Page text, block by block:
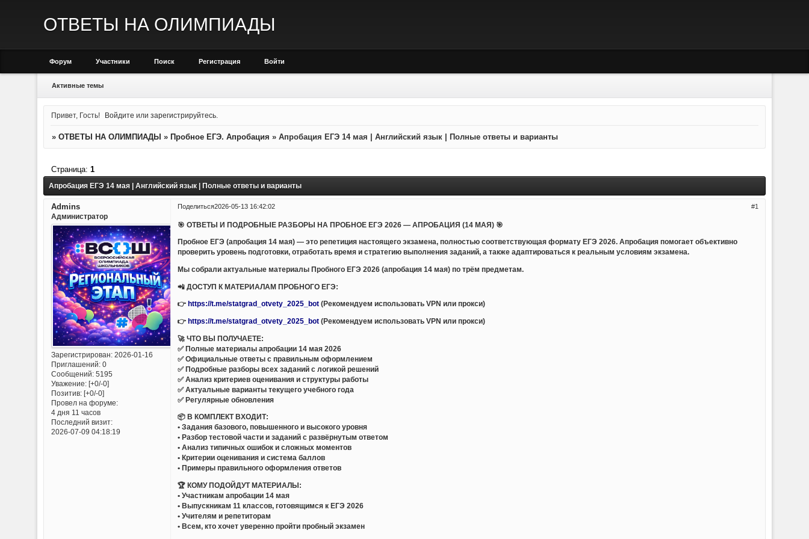
ОТВЕТЫ НА ОЛИМПИАДЫ
Форум Участники Поиск Регистрация Войти
Активные темы
Привет, Гость! Войдите илизарегистрируйтесь
» ОТВЕТЫ НА ОЛИМПИАДЫ » Пробное ЕГЭ. Апробация » Апробация ЕГЭ 14 мая | Английский язык | Полные ответы и варианты
Апробация ЕГЭ 14 мая | Английский язык | Полные ответы и варианты
Страница: 1
Поделиться 1
2026-05-13 16:42:02
Admins
Администратор
Зарегистрирован: 2026-01-16
Приглашений:0
Сообщений:5195
Уважение: [+0/-0]
Позитив: [+0/-0]
Провел на форуме:
4 дня 11 часов
Последний визит:
2026-07-09 04:18:19
🎯 ОТВЕТЫ И ПОДРОБНЫЕ РАЗБОРЫ НА ПРОБНОЕ ЕГЭ 2026 — АПРОБАЦИЯ (14 МАЯ) 🎯
Пробное ЕГЭ (апробация 14 мая) — это репетиция настоящего экзамена, полностью соответствующая формату ЕГЭ 2026. Апробация помогает объективно
проверить уровень подготовки, отработать время и стратегию выполнения заданий, а также адаптироваться к реальным условиям экзамена.
Мы собрали актуальные материалы Пробного ЕГЭ 2026 (апробация 14 мая) по трём предметам.
📲 ДОСТУП К МАТЕРИАЛАМ ПРОБНОГО ЕГЭ:
👉 https://t.me/statgrad_otvety_2025_bot (Рекомендуем использовать VPN или прокси)
👉https://t.me/statgrad_otvety_2025_bot (Рекомендуем использовать VPN или прокси)
🚀 ЧТО ВЫ ПОЛУЧАЕТЕ:
✅ Полные материалы апробации 14 мая 2026
✅ Официальные ответы с правильным оформлением
✅ Подробные разборы всех заданий с логикой решений
✅ Анализ критериев оценивания и структуры работы
✅ Актуальные варианты текущего учебного года
✅ Регулярные обновления
📦 В КОМПЛЕКТ ВХОДИТ:
• Задания базового, повышенного и высокого уровня
• Разбор тестовой части и заданий с развёрнутым ответом
• Анализ типичных ошибок и сложных моментов
• Критерии оценивания и система баллов
• Примеры правильного оформления ответов
🏆 КОМУ ПОДОЙДУТ МАТЕРИАЛЫ:
• Участникам апробации 14 мая
• Выпускникам 11 классов, готовящимся к ЕГЭ 2026
• Учителям и репетиторам
• Всем, кто хочет уверенно пройти пробный экзамен